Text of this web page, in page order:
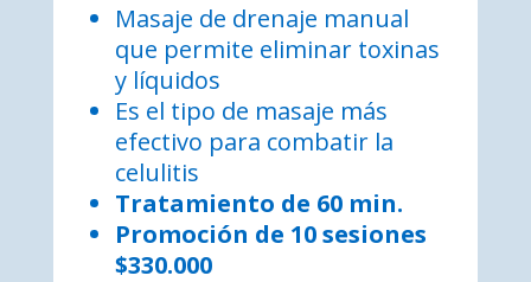
Masaje de drenaje manual
que permite eliminar toxinas
y líquidos
Es el tipo de masaje más
efectivo para combatir la
celulitis
Tratamiento de 60 min.
Promoción de 10 sesiones
$330.000